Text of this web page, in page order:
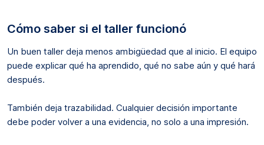
Cómo saber si el taller funcionó
Un buen taller deja menos ambigüedad que al inicio. El equipo
puede explicar qué ha aprendido, qué no sabe aún y qué hará
después.
También deja trazabilidad. Cualquier decisión importante
debe poder volver a una evidencia, no solo a una impresión.